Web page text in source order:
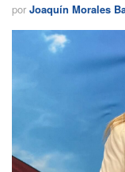
por Joaquín Morales